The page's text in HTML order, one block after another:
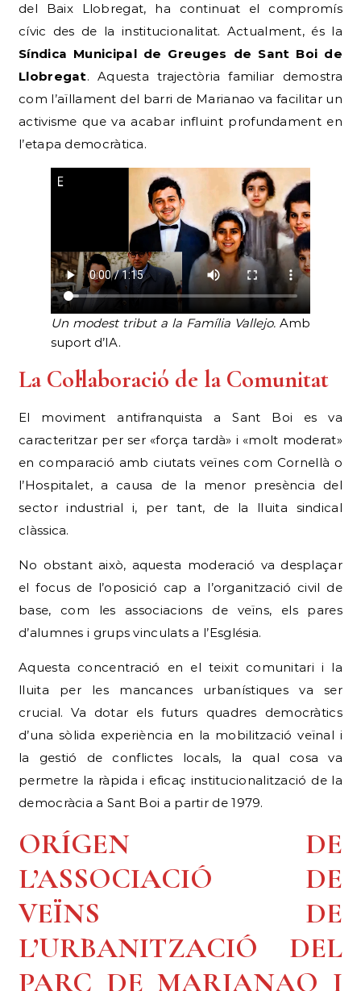
del Baix Llobregat, ha continuat el compromís
cívic des de la institucionalitat. Actualment, és la
Síndica Municipal de Greuges de Sant Boi de
Llobregat. Aquesta trajectòria familiar demostra
com l’aïllament del barri de Marianao va facilitar un
activisme que va acabar influint profundament en
l’etapa democràtica.
Un modest tribut a la Família Vallejo. Amb
suport d’IA.
La Col·laboració de la Comunitat
El moviment antifranquista a Sant Boi es va
caracteritzar per ser «força tardà» i «molt moderat»
en comparació amb ciutats veïnes com Cornellà o
l’Hospitalet, a causa de la menor presència del
sector industrial i, per tant, de la lluita sindical
clàssica.
No obstant això, aquesta moderació va desplaçar
el focus de l’oposició cap a l’organització civil de
base, com les associacions de veïns, els pares
d’alumnes i grups vinculats a l’Església.
Aquesta concentració en el teixit comunitari i la
lluita per les mancances urbanístiques va ser
crucial. Va dotar els futurs quadres democràtics
d’una sòlida experiència en la mobilització veïnal i
la gestió de conflictes locals, la qual cosa va
permetre la ràpida i eficaç institucionalització de la
democràcia a Sant Boi a partir de 1979.
ORÍGEN DE
L’ASSOCIACIÓ DE
VEÏNS DE
L’URBANITZACIÓ DEL
PARC DE MARIANAO I